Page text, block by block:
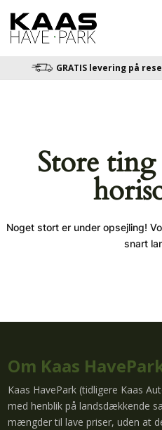
GRATIS levering på
Store
Noget stort er under opsejling!
snart
Om Kaas
Kaas HavePark (tidligere Kaas
med henblik på landsdækkende
mængder til lave priser, uden at